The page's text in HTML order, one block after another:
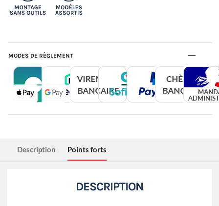
MODES DE RÈGLEMENT
Description Points forts
DESCRIPTION